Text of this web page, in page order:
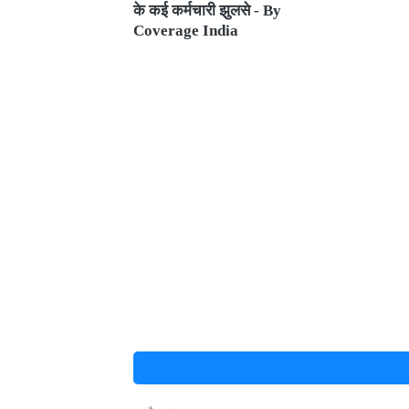
के कई कर्मचारी झुलसे - By
Coverage India